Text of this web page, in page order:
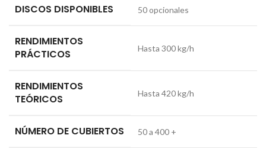
DISCOS DISPONIBLES 50 opcionales
RENDIMIENTOS
PRÁCTICOS
Hasta 300 kg/h
RENDIMIENTOS
TEÓRICOS
Hasta 420 kg/h
NÚMERO DE CUBIERTOS 50 a 400 +